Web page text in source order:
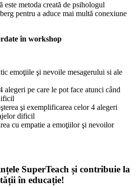
metoda creată de psihologul
pentru a aduce mai multă conexiune
în workshop
emoţiile şi nevoile mesagerului si ale
alegeri pe care le pot face atunci când
şi exemplificarea celor 4 alegeri
dificil
cu empatie a emoţiilor şi nevoilor
SuperTeach și contribuie la
în educație!